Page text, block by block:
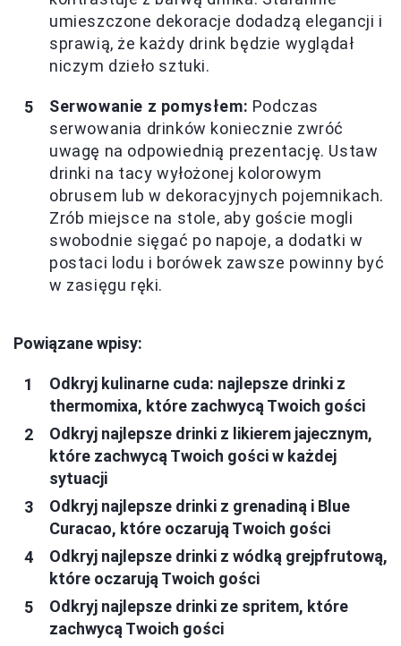
umieszczone dekoracje dodadzą elegancji i
sprawią, że każdy drink będzie wyglądał
niczym dzieło sztuki.
Serwowanie z pomysłem: Podczas
serwowania drinków koniecznie zwróć
uwagę na odpowiednią prezentację. Ustaw
drinki na tacy wyłożonej kolorowym
obrusem lub w dekoracyjnych pojemnikach.
Zrób miejsce na stole, aby goście mogli
swobodnie sięgać po napoje, a dodatki w
postaci lodu i borówek zawsze powinny być
w zasięgu ręki.
Powiązane wpisy:
Odkryj kulinarne cuda: najlepsze drinki z
thermomixa, które zachwycą Twoich gości
Odkryj najlepsze drinki z likierem jajecznym,
które zachwycą Twoich gości w każdej
sytuacji
Odkryj najlepsze drinki z grenadiną i Blue
Curacao, które oczarują Twoich gości
Odkryj najlepsze drinki z wódką grejpfrutową,
które oczarują Twoich gości
Odkryj najlepsze drinki ze spritem, które
zachwycą Twoich gości